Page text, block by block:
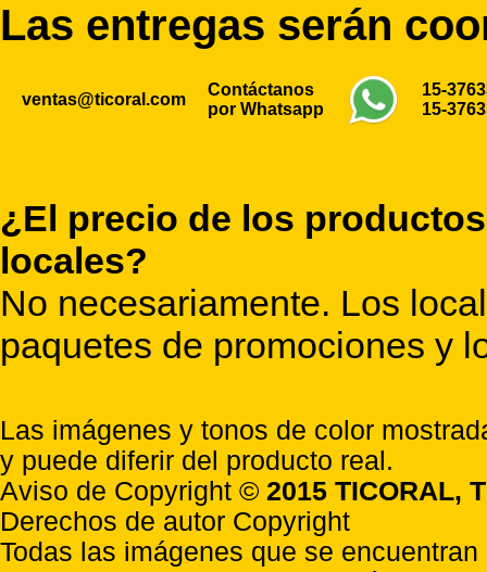
Las entregas serán
ventas@ticoral.com
Contáctanos
por Whatsapp
15-
15-
¿El precio de los
locales?
No necesariamente. Los
paquetes de promociones y
Las imágenes y tonos de color
y puede diferir del producto real.
Aviso de Copyright © 2015 TICORAL,
Derechos de autor Copyright
Todas las imágenes que se